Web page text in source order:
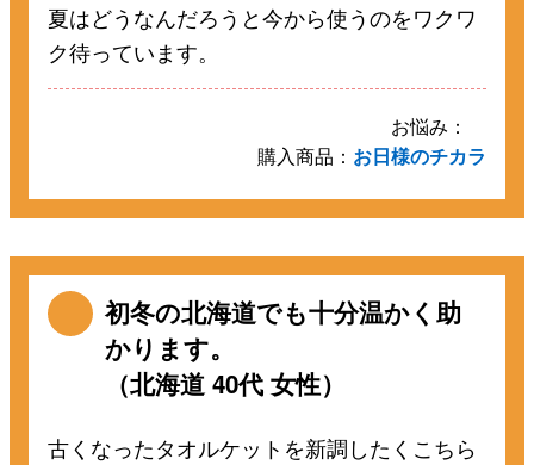
夏はどうなんだろうと今から使うのをワクワ
ク待っています。
お悩み：
購入商品： お日様のチカラ
初冬の北海道でも十分温かく助
かります。
（北海道 40代 女性）
古くなったタオルケットを新調したくこちら